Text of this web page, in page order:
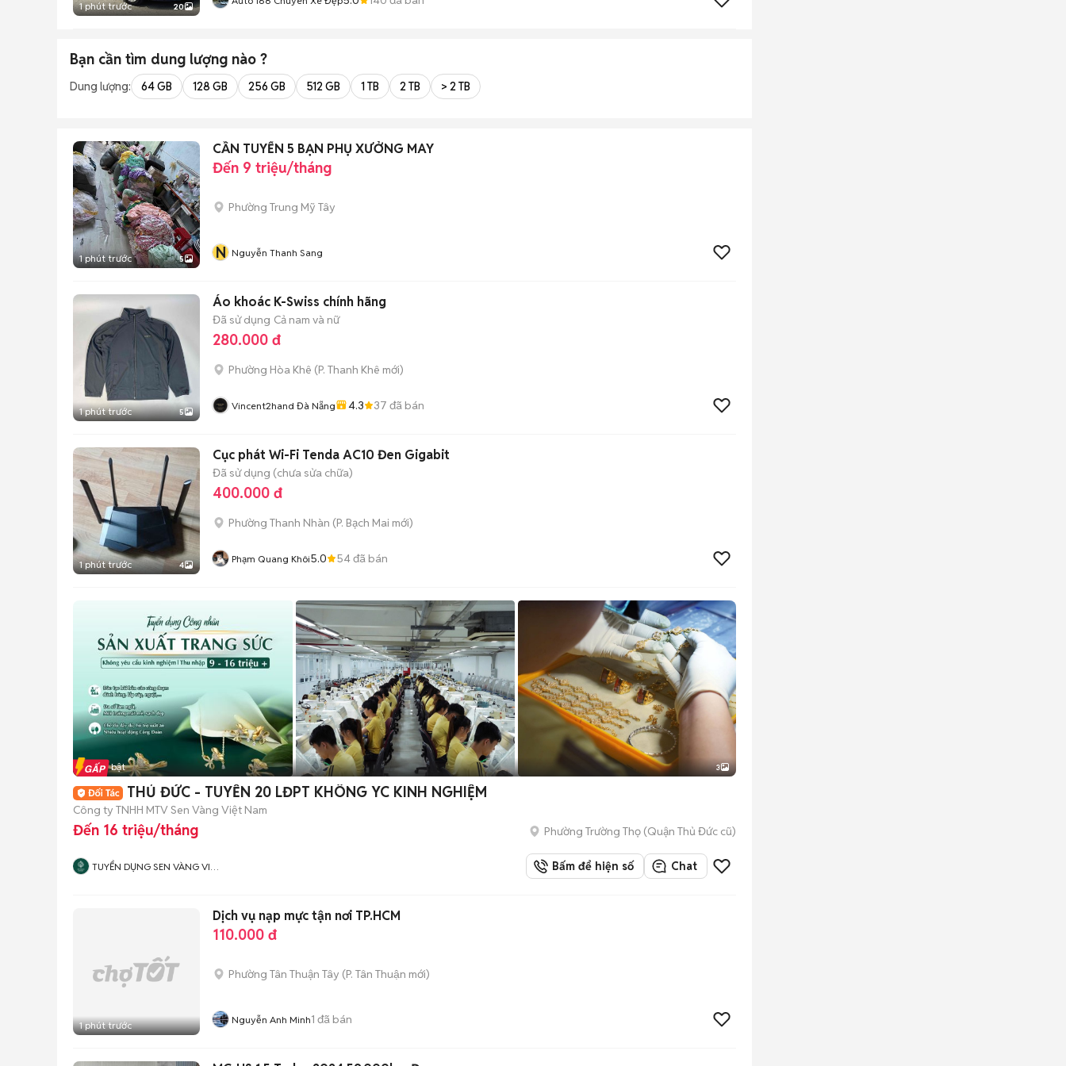
1 phút trước 20
Bạn cần tìm dung lượng nào ?
Dung lượng: 64 GB 128 GB 256 GB 512 GB 1 TB 2 TB > 2 TB
1 phút trước 5
CẦN TUYỂN 5 BẠN PHỤ XƯỞNG MAY
Đến 9 triệu/tháng
Phường Trung Mỹ Tây
N Nguyễn Thanh Sang
1 phút trước 5
Áo khoác K-Swiss chính hãng
Đã sử dụng Cả nam và nữ
280.000 đ
Phường Hòa Khê (P. Thanh Khê mới)
Vincent2hand Đà Nẵng 4.3 37 đã bán
1 phút trước 4
Cục phát Wi-Fi Tenda AC10 Đen Gigabit
Đã sử dụng (chưa sửa chữa)
400.000 đ
Phường Thanh Nhàn (P. Bạch Mai mới)
Phạm Quang Khôi5.0 54đã bán
Tin nổi bật 3
THỦ ĐỨC - TUYỂN 20 LĐPT KHÔNG YC KINH NGHIỆM
Công ty TNHH MTV Sen Vàng Việt Nam
Đến 16 triệu/tháng Phường Trường Thọ (Quận Thủ Đức cũ)
TUYỂN DỤNG SEN VÀNG VIỆT
Bấm để hiện số Chat
1 phút trước
Dịch vụ nạp mực tận nơi TP.HCM
110.000 đ
Phường Tân Thuận Tây (P. Tân Thuận mới)
Nguyễn Anh Minh1 đã bán